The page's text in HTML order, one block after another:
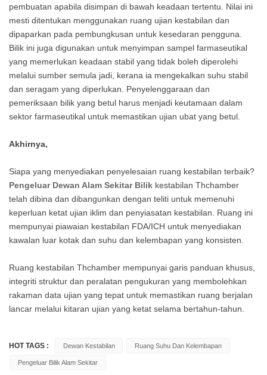
pembuatan apabila disimpan di bawah keadaan tertentu. Nilai ini
mesti ditentukan menggunakan ruang ujian kestabilan dan
dipaparkan pada pembungkusan untuk kesedaran pengguna.
Bilik ini juga digunakan untuk menyimpan sampel farmaseutikal
yang memerlukan keadaan stabil yang tidak boleh diperolehi
melalui sumber semula jadi, kerana ia mengekalkan suhu stabil
dan seragam yang diperlukan. Penyelenggaraan dan
pemeriksaan bilik yang betul harus menjadi keutamaan dalam
sektor farmaseutikal untuk memastikan ujian ubat yang betul.
Akhirnya,
Siapa yang menyediakan penyelesaian ruang kestabilan terbaik?
Pengeluar Dewan Alam Sekitar Bilik kestabilan Thchamber
telah dibina dan dibangunkan dengan teliti untuk memenuhi
keperluan ketat ujian iklim dan penyiasatan kestabilan. Ruang ini
mempunyai piawaian kestabilan FDA/ICH untuk menyediakan
kawalan luar kotak dan suhu dan kelembapan yang konsisten.
Ruang kestabilan Thchamber mempunyai garis panduan khusus,
integriti struktur dan peralatan pengukuran yang membolehkan
rakaman data ujian yang tepat untuk memastikan ruang berjalan
lancar melalui kitaran ujian yang ketat selama bertahun-tahun.
HOT TAGS : Dewan Kestabilan Ruang Suhu Dan Kelembapan
Pengeluar Bilik Alam Sekitar